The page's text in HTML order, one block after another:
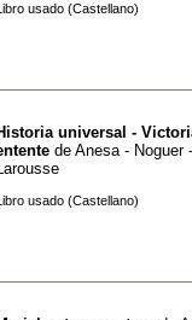
Libro usado (Castellano)
universal -
de Anesa - Noguer
Larousse
Libro usado (Castellano)